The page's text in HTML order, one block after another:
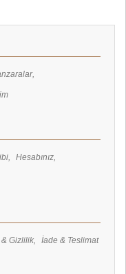
Hesabınız
Gizlilik İade & Teslimat